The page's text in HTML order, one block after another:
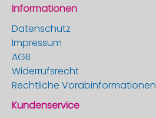
Informationen
Datenschutz
Impressum
AGB
Widerrufsrecht
Rechtliche Vorabinformationen
Kundenservice